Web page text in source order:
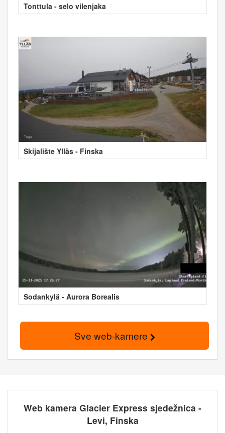
Tonttula - selo vilenjaka
Skijalište Ylläs - Finska
Sodankylä - Aurora Borealis
Sve web-kamere
Web kamera Glacier Express sjedežnica -
Levi, Finska